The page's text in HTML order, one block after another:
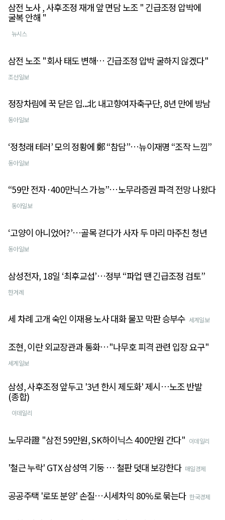
삼전 노사 , 사후조정 재개 앞 면담 노조 " 긴급조정 압박에
굴복 안해 "
뉴시스
삼전 노조 "회사 태도 변해… 긴급조정 압박 굴하지 않겠다"
조선일보
정장차림에 꾹 닫은 입...北 내고향여자축구단, 8년 만에 방남
동아일보
‘정청래 테러’ 모의 정황에 鄭 “참담”…뉴이재명 “조작 느낌”
동아일보
“59만 전자·400만닉스 가능”…노무라증권 파격 전망 나왔다
동아일보
‘고양이 아니었어?’…골목 걷다가 사자 두 마리 마주친 청년
동아일보
삼성전자, 18일 ‘최후교섭’…정부 “파업 땐 긴급조정 검토”
한겨례
세 차례 고개 숙인 이재용 노사 대화 물꼬 막판 승부수 세계일보
조현, 이란 외교장관과 통화…"나무호 피격 관련 입장 요구"
세계일보
삼성, 사후조정 앞두고 '3년 한시 제도화' 제시…노조 반발
(종합)
이데일리
노무라證 "삼전 59만원, SK하이닉스 400만원 간다" 이데일리
'철근 누락' GTX 삼성역 기둥 … 철판 덧대 보강한다 매일경제
공공주택 '로또 분양' 손질…시세차익 80%로 묶는다 한국경제